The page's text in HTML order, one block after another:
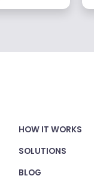
HOW IT WORKS
SOLUTIONS
BLOG